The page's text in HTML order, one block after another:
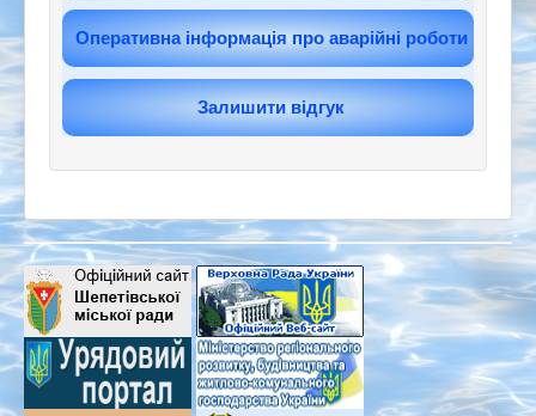
Оперативна інформація про аварійні роботи
Залишити відгук